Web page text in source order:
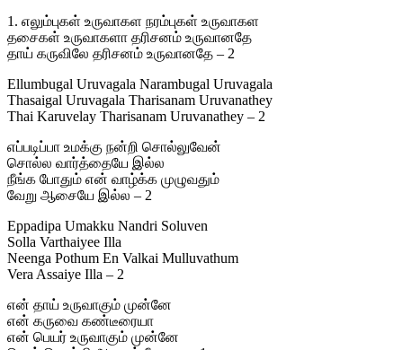
1. எலும்புகள் உருவாகள நரம்புகள் உருவாகள
தசைகள் உருவாகளா தரிசனம் உருவானதே
தாய் கருவிலே தரிசனம் உருவானதே – 2
Ellumbugal Uruvagala Narambugal Uruvagala
Thasaigal Uruvagala Tharisanam Uruvanathey
Thai Karuvelay Tharisanam Uruvanathey – 2
எப்படிப்பா உமக்கு நன்றி சொல்லுவேன்
சொல்ல வார்த்தையே இல்ல
நீங்க போதும் என் வாழ்க்க முழுவதும்
வேறு ஆசையே இல்ல – 2
Eppadipa Umakku Nandri Soluven
Solla Varthaiyee Illa
Neenga Pothum En Valkai Mulluvathum
Vera Assaiye Illa – 2
என் தாய் உருவாகும் முன்னே
என் கருவை கண்டீரையா
என் பெயர் உருவாகும் முன்னே